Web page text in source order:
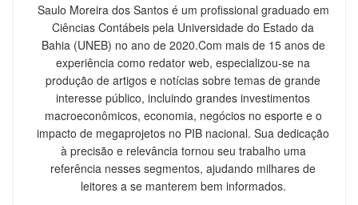
Saulo Moreira dos Santos é um profissional graduado em
Ciências Contábeis pela Universidade do Estado da
Bahia (UNEB) no ano de 2020.Com mais de 15 anos de
experiência como redator web, especializou-se na
produção de artigos e notícias sobre temas de grande
interesse público, incluindo grandes investimentos
macroeconômicos, economia, negócios no esporte e o
impacto de megaprojetos no PIB nacional. Sua dedicação
à precisão e relevância tornou seu trabalho uma
referência nesses segmentos, ajudando milhares de
leitores a se manterem bem informados.